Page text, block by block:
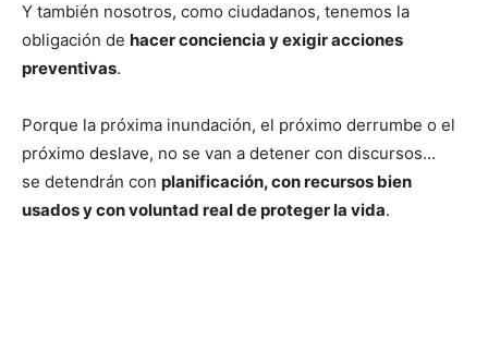
Y también nosotros, como ciudadanos, tenemos la
obligación de hacer conciencia y exigir acciones
preventivas.
Porque la próxima inundación, el próximo derrumbe o el
próximo deslave, no se van a detener con discursos…
se detendrán con planificación, con recursos bien
usados y con voluntad real de proteger la vida.